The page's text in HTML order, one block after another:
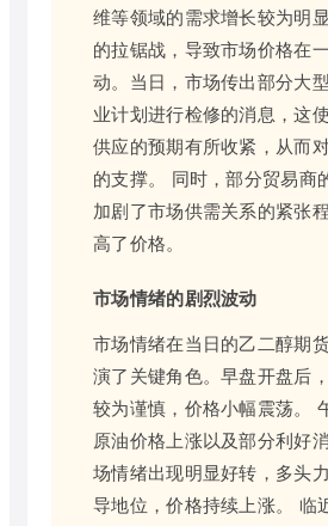
维等领域的需求增长较为明
的拉锯战，导致市场价格在
动。当日，市场传出部分大
业计划进行检修的消息，这
供应的预期有所收紧，从而
的支撑。 同时，部分贸易商
加剧了市场供需关系的紧张
高了价格。
市场情绪的剧烈波动
市场情绪在当日的乙二醇期
演了关键角色。早盘开盘后
较为谨慎，价格小幅震荡。
原油价格上涨以及部分利好
场情绪出现明显好转，多头
导地位，价格持续上涨。 临